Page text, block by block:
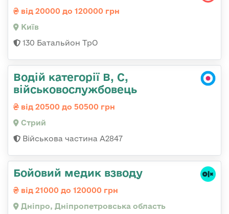
від 20000 до 120000 грн
Київ
130 Батальйон ТрО
Водій категорії B, C,
військовослужбовець
від 20500 до 50500 грн
Стрий
Військова частина А2847
Бойовий медик взводу
від 21000 до 120000 грн
Дніпро, Дніпропетровська область